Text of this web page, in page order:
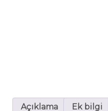
Açıklama Ek bilgi